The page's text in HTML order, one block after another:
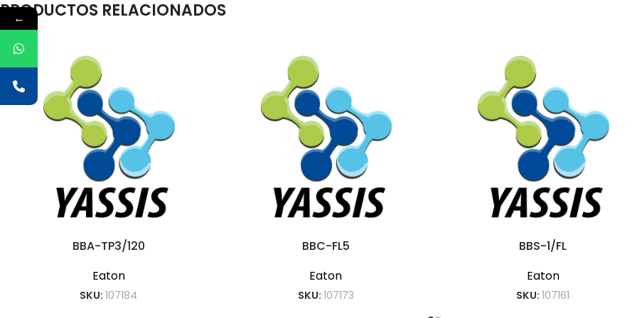
PRODUCTOS RELACIONADOS
BBA-TP3/120
Eaton
SKU:107184
BBC-FL5
Eaton
SKU: 107173
BBS-1/FL
Eaton
SKU:107161
←